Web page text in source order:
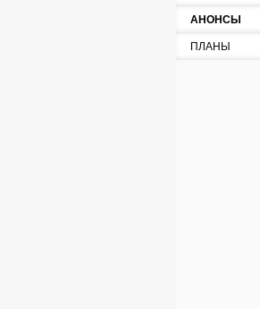
АНОНСЫ
ПЛАНЫ